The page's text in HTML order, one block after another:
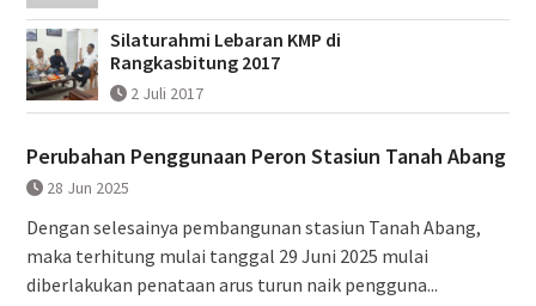
Silaturahmi Lebaran KMP di
Rangkasbitung 2017
2 Juli 2017
Perubahan Penggunaan Peron Stasiun Tanah Abang
28 Jun 2025
Dengan selesainya pembangunan stasiun Tanah Abang,
maka terhitung mulai tanggal 29 Juni 2025 mulai
diberlakukan penataan arus turun naik pengguna...